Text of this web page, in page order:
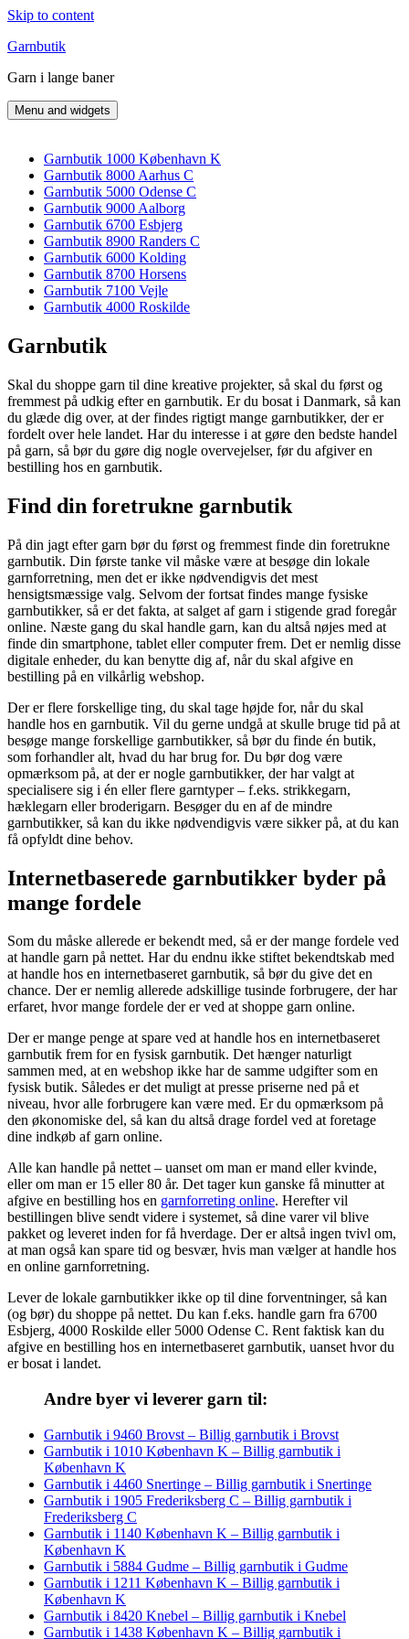
Skip to content
Garnbutik
Garn i lange baner
Menu and widgets
Garnbutik 1000 København K
Garnbutik 8000 Aarhus C
Garnbutik 5000 Odense C
Garnbutik 9000 Aalborg
Garnbutik 6700 Esbjerg
Garnbutik 8900 Randers C
Garnbutik 6000 Kolding
Garnbutik 8700 Horsens
Garnbutik 7100 Vejle
Garnbutik 4000 Roskilde
Garnbutik
Skal du shoppe garn til dine kreative projekter, så skal du først og
fremmest på udkig efter en garnbutik. Er du bosat i Danmark, så kan
du glæde dig over, at der findes rigtigt mange garnbutikker, der er
fordelt over hele landet. Har du interesse i at gøre den bedste handel
på garn, så bør du gøre dig nogle overvejelser, før du afgiver en
bestilling hos en garnbutik.
Find din foretrukne garnbutik
På din jagt efter garn bør du først og fremmest finde din foretrukne
garnbutik. Din første tanke vil måske være at besøge din lokale
garnforretning, men det er ikke nødvendigvis det mest
hensigtsmæssige valg. Selvom der fortsat findes mange fysiske
garnbutikker, så er det fakta, at salget af garn i stigende grad foregår
online. Næste gang du skal handle garn, kan du altså nøjes med at
finde din smartphone, tablet eller computer frem. Det er nemlig disse
digitale enheder, du kan benytte dig af, når du skal afgive en
bestilling på en vilkårlig webshop.
Der er flere forskellige ting, du skal tage højde for, når du skal
handle hos en garnbutik. Vil du gerne undgå at skulle bruge tid på at
besøge mange forskellige garnbutikker, så bør du finde én butik,
som forhandler alt, hvad du har brug for. Du bør dog være
opmærksom på, at der er nogle garnbutikker, der har valgt at
specialisere sig i én eller flere garntyper – f.eks. strikkegarn,
hæklegarn eller broderigarn. Besøger du en af de mindre
garnbutikker, så kan du ikke nødvendigvis være sikker på, at du kan
få opfyldt dine behov.
Internetbaserede garnbutikker byder på
mange fordele
Som du måske allerede er bekendt med, så er der mange fordele ved
at handle garn på nettet. Har du endnu ikke stiftet bekendtskab med
at handle hos en internetbaseret garnbutik, så bør du give det en
chance. Der er nemlig allerede adskillige tusinde forbrugere, der har
erfaret, hvor mange fordele der er ved at shoppe garn online.
Der er mange penge at spare ved at handle hos en internetbaseret
garnbutik frem for en fysisk garnbutik. Det hænger naturligt
sammen med, at en webshop ikke har de samme udgifter som en
fysisk butik. Således er det muligt at presse priserne ned på et
niveau, hvor alle forbrugere kan være med. Er du opmærksom på
den økonomiske del, så kan du altså drage fordel ved at foretage
dine indkøb af garn online.
Alle kan handle på nettet – uanset om man er mand eller kvinde,
eller om man er 15 eller 80 år. Det tager kun ganske få minutter at
afgive en bestilling hos en garnforreting online. Herefter vil
bestillingen blive sendt videre i systemet, så dine varer vil blive
pakket og leveret inden for få hverdage. Der er altså ingen tvivl om,
at man også kan spare tid og besvær, hvis man vælger at handle hos
en online garnforretning.
Lever de lokale garnbutikker ikke op til dine forventninger, så kan
(og bør) du shoppe på nettet. Du kan f.eks. handle garn fra 6700
Esbjerg, 4000 Roskilde eller 5000 Odense C. Rent faktisk kan du
afgive en bestilling hos en internetbaseret garnbutik, uanset hvor du
er bosat i landet.
Andre byer vi leverer garn til:
Garnbutik i 9460 Brovst – Billig garnbutik i Brovst
Garnbutik i 1010 København K – Billig garnbutik i
København K
Garnbutik i 4460 Snertinge – Billig garnbutik i Snertinge
Garnbutik i 1905 Frederiksberg C – Billig garnbutik i
Frederiksberg C
Garnbutik i 1140 København K – Billig garnbutik i
København K
Garnbutik i 5884 Gudme – Billig garnbutik i Gudme
Garnbutik i 1211 København K – Billig garnbutik i
København K
Garnbutik i 8420 Knebel – Billig garnbutik i Knebel
Garnbutik i 1438 København K – Billig garnbutik i